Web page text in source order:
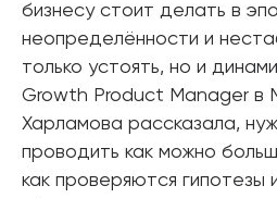
бизнесу стоит делать в
неопределённости и
только устоять, но и
Growth Product Manager в
Харламова рассказала,
проводить как можно
как проверяются гипотезы